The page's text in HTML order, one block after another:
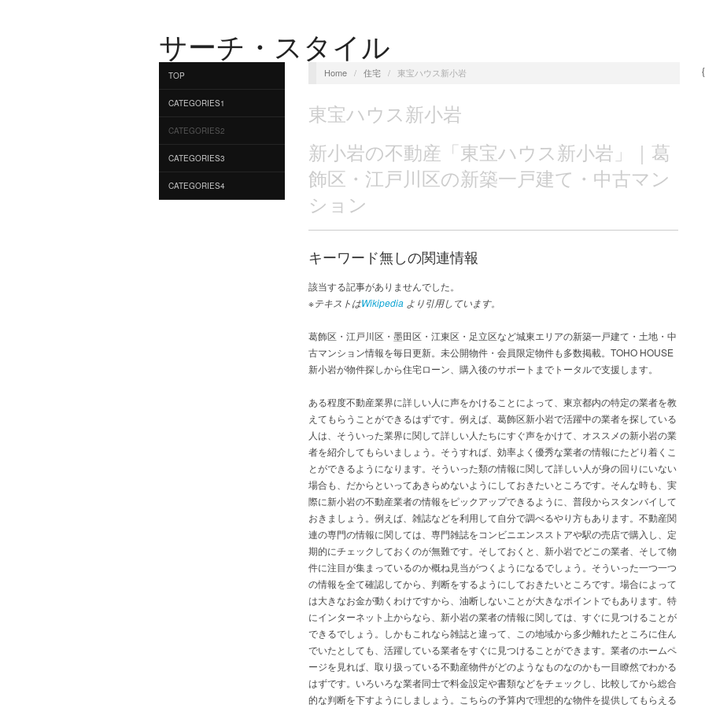
サーチ・スタイル
TOP
CATEGORIES1
CATEGORIES2
CATEGORIES3
CATEGORIES4
Home / 住宅 / 東宝ハウス新小岩
東宝ハウス新小岩
新小岩の不動産「東宝ハウス新小岩」｜葛
飾区・江戸川区の新築一戸建て・中古マン
ション
キーワード無しの関連情報
該当する記事がありませんでした。
※テキストはWikipedia より引用しています。
葛飾区・江戸川区・墨田区・江東区・足立区など城東エリアの新築一戸建て・土地・中
古マンション情報を毎日更新。未公開物件・会員限定物件も多数掲載。TOHO HOUSE
新小岩が物件探しから住宅ローン、購入後のサポートまでトータルで支援します。
ある程度不動産業界に詳しい人に声をかけることによって、東京都内の特定の業者を教
えてもらうことができるはずです。例えば、葛飾区新小岩で活躍中の業者を探している
人は、そういった業界に関して詳しい人たちにすぐ声をかけて、オススメの新小岩の業
者を紹介してもらいましょう。そうすれば、効率よく優秀な業者の情報にたどり着くこ
とができるようになります。そういった類の情報に関して詳しい人が身の回りにいない
場合も、だからといってあきらめないようにしておきたいところです。そんな時も、実
際に新小岩の不動産業者の情報をピックアップできるように、普段からスタンバイして
おきましょう。例えば、雑誌などを利用して自分で調べるやり方もあります。不動産関
連の専門の情報に関しては、専門雑誌をコンビニエンスストアや駅の売店で購入し、定
期的にチェックしておくのが無難です。そしておくと、新小岩でどこの業者、そして物
件に注目が集まっているのか概ね見当がつくようになるでしょう。そういった一つ一つ
の情報を全て確認してから、判断をするようにしておきたいところです。場合によって
は大きなお金が動くわけですから、油断しないことが大きなポイントでもあります。特
にインターネット上からなら、新小岩の業者の情報に関しては、すぐに見つけることが
できるでしょう。しかもこれなら雑誌と違って、この地域から多少離れたところに住ん
でいたとしても、活躍している業者をすぐに見つけることができます。業者のホームペ
ージを見れば、取り扱っている不動産物件がどのようなものなのかも一目瞭然でわかる
はずです。いろいろな業者同士で料金設定や書類などをチェックし、比較してから総合
的な判断を下すようにしましょう。こちらの予算内で理想的な物件を提供してもらえる